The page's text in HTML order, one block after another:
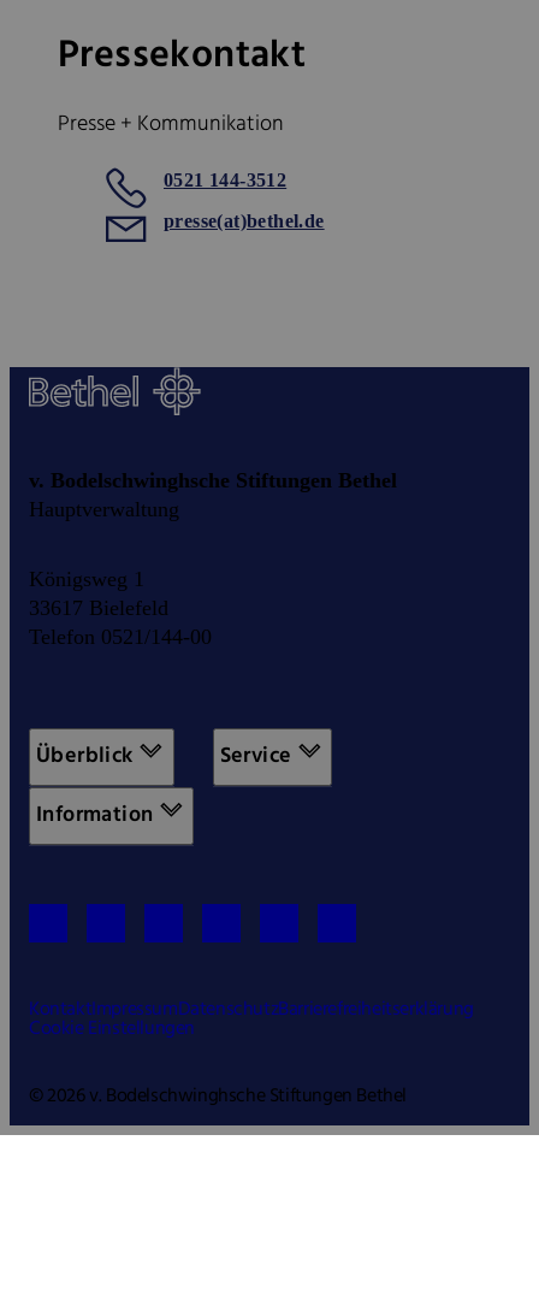
Pressekontakt
Presse + Kommunikation
0521 144-3512
presse(at)bethel.de
v. Bodelschwinghsche Stiftungen Bethel
Hauptverwaltung
Königsweg 1
33617 Bielefeld
Telefon 0521/144-00
Überblick
Service
Information
KontaktImpressumDatenschutzBarrierefreiheitserklärung
Cookie Einstellungen
© 2026 v. Bodelschwinghsche Stiftungen Bethel